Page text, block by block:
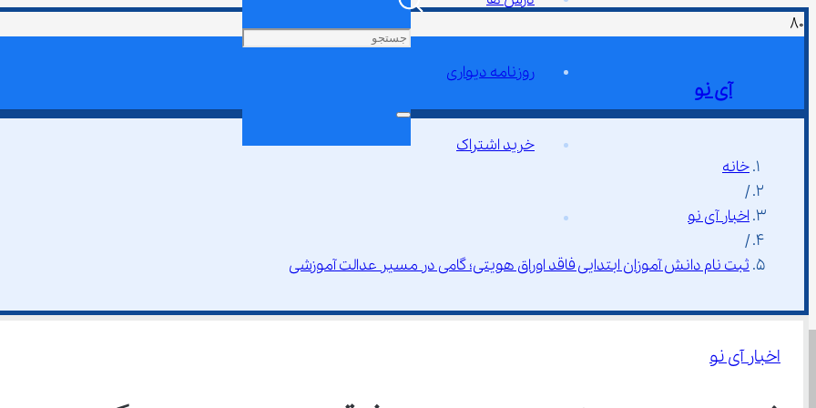
آی نو
روزنامه دیواری
خرید اشتراک
خانه
/
اخبار آی نو
/
ثبت ‌نام دانش ‌آموزان ابتدایی فاقد اوراق هویتی؛ گامی در مسیر عدالت آموزشی
اخبار آی نو